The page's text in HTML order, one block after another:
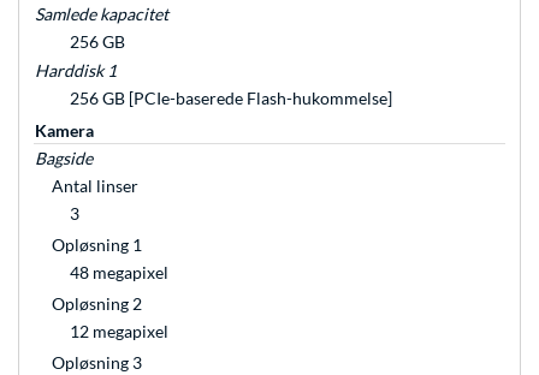
Samlede kapacitet
256 GB
Harddisk 1
256 GB [PCIe-baserede Flash-hukommelse]
Kamera
Bagside
Antal linser
3
Opløsning 1
48 megapixel
Opløsning 2
12 megapixel
Opløsning 3